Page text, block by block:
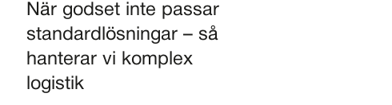
När godset inte passar
standardlösningar – så
hanterar vi komplex
logistik